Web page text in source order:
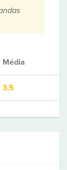
Média
3,5